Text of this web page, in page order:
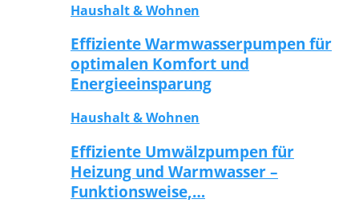
Haushalt & Wohnen
Effiziente Warmwasserpumpen für
optimalen Komfort und
Energieeinsparung
Haushalt & Wohnen
Effiziente Umwälzpumpen für
Heizung und Warmwasser –
Funktionsweise,…